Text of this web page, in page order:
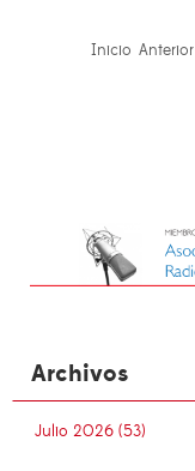
Inicio Anterior
Archivos
Julio 2026 (53)